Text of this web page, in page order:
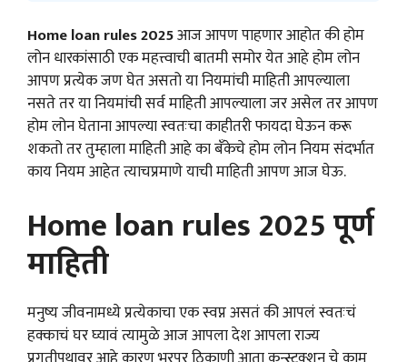
Home loan rules 2025आज आपण पाहणार आहोत की होम
लोन धारकांसाठी एक महत्त्वाची बातमी समोर येत आहे होम लोन
आपण प्रत्येक जण घेत असतो या नियमांची माहिती आपल्याला
नसते तर या नियमांची सर्व माहिती आपल्याला जर असेल तर आपण
होम लोन घेताना आपल्या स्वतःचा काहीतरी फायदा घेऊन करू
शकतो तर तुम्हाला माहिती आहे का बँकेचे होम लोन नियम संदर्भात
काय नियम आहेत त्याचप्रमाणे याची माहिती आपण आज घेऊ.
Home loan rules 2025 पूर्ण
माहिती
मनुष्य जीवनामध्ये प्रत्येकाचा एक स्वप्न असतं की आपलं स्वतःचं
हक्काचं घर घ्यावं त्यामुळे आज आपला देश आपला राज्य